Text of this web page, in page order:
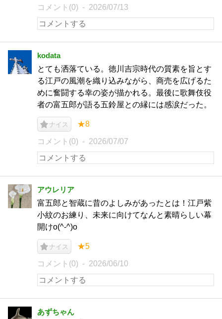
コメント(0) 2026/07/13
kodata
とても洒落ている。徳川吉宗時代の質素を旨とす
る江戸の風潮を織り込みながら、商売を広げるた
めに奮闘する幸の姿が描かれる。最後に歌舞伎役
者の富五郎が語る五鈴屋との縁には感涙だった。
ナイス ★8
コメント(0) 2026/07/07
アウレリア
富五郎と智蔵に昔のよしみがあったとは！江戸紫
小紋のお練り、未来に向けてなんと素晴らしい幕
開けo(^-^)o
ナイス ★5
コメント(0) 2026/06/10
あずちゃん